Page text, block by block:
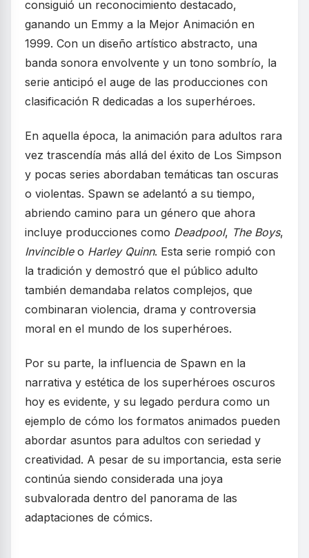
consiguió un reconocimiento destacado,
ganando un Emmy a la Mejor Animación en
1999. Con un diseño artístico abstracto, una
banda sonora envolvente y un tono sombrío, la
serie anticipó el auge de las producciones con
clasificación R dedicadas a los superhéroes.
En aquella época, la animación para adultos rara
vez trascendía más allá del éxito de Los Simpson
y pocas series abordaban temáticas tan oscuras
o violentas. Spawn se adelantó a su tiempo,
abriendo camino para un género que ahora
incluye producciones como Deadpool, The Boys,
Invincibleo Harley Quinn. Esta serie rompió con
la tradición y demostró que el público adulto
también demandaba relatos complejos, que
combinaran violencia, drama y controversia
moral en el mundo de los superhéroes.
Por su parte, la influencia de Spawn en la
narrativa y estética de los superhéroes oscuros
hoy es evidente, y su legado perdura como un
ejemplo de cómo los formatos animados pueden
abordar asuntos para adultos con seriedad y
creatividad. A pesar de su importancia, esta serie
continúa siendo considerada una joya
subvalorada dentro del panorama de las
adaptaciones de cómics.